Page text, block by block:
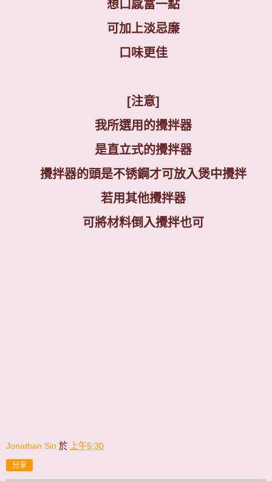
想口感富一點
可加上淡忌廉
口味更佳
[注意]
我所選用的攪拌器
是直立式的攪拌器
攪拌器的頭是不锈鋼才可放入煲中攪拌
若用其他攪拌器
可將材料倒入攪拌也可
Jonathan Sin 於 上午5:30
分享